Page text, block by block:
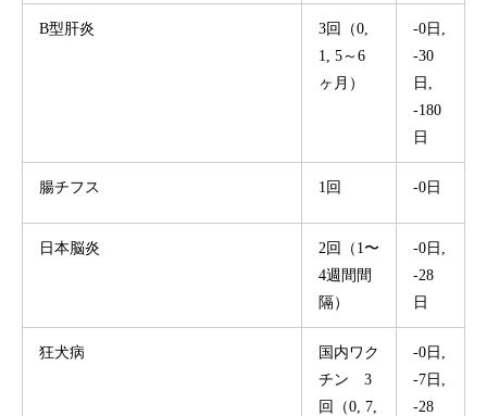
B型肝炎
3回（0,
1, 5～6
ヶ月）
-0日,
-30
日,
-180
日
腸チフス 1回 -0日
日本脳炎
2回（1〜
4週間間
隔）
-0日,
-28
日
狂犬病
国内ワク
チン 3
回（0, 7,
-0日,
-7日,
-28